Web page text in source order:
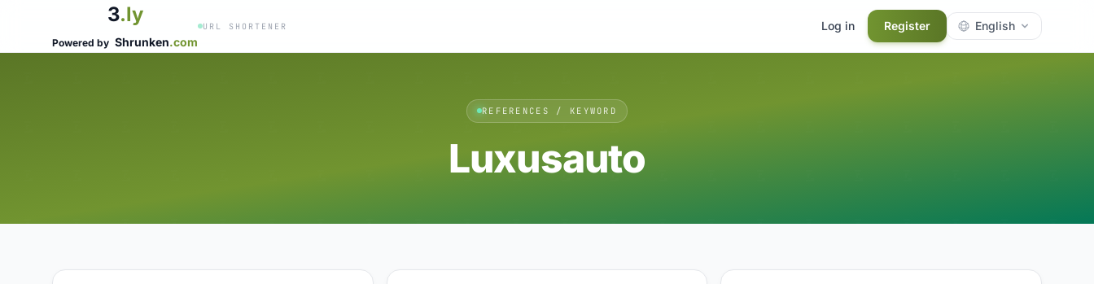
3.ly
Powered by Shrunken.com
URL SHORTENER Log in Register English
REFERENCES / KEYWORD
Luxusauto